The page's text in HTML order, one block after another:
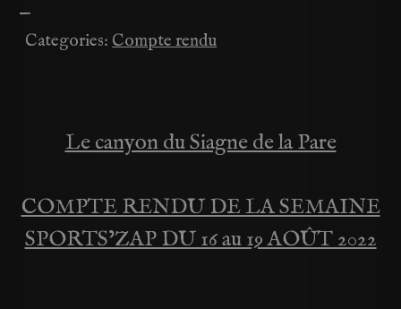
—
Categories: Compte rendu
Navigation
de
l’article
Le canyon du Siagne de la Pare
COMPTE RENDU DE LA SEMAINE
SPORTS’ZAP DU 16 au 19 AOÛT 2022